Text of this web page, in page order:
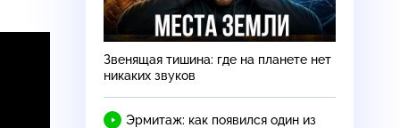
Звенящая тишина: где на планете нет
никаких звуков
Эрмитаж: как появился один из